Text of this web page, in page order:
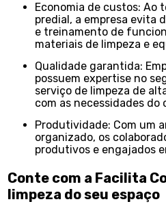
Economia de custos: Ao terceirizar a limpeza
predial, a empresa evita
e treinamento de
materiais de limpeza e
Qualidade garantida: Empresas especializadas
possuem expertise no
serviço de limpeza de
com as necessidades do
Produtividade: Com um ambiente limpo e
organizado, os
produtivos e engajados
Conte com a Facilita
limpeza do seu espaço